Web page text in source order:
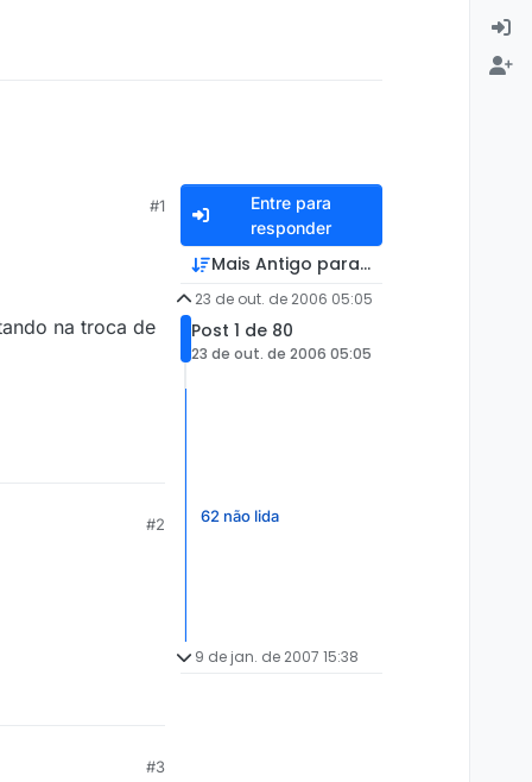
#1
na troca de
#2
#3
Entre para
responder
Mais Antigo para Mais Recente
23 de out. de 2006 05:05
Post 1 de 80
23 de out. de 2006 05:05
62 não lida
9 de jan. de 2007 15:38